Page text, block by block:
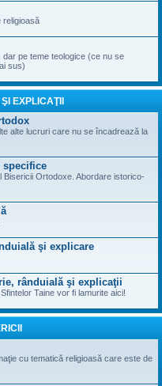
religioasă
pe teme teologice (ce nu se
sus)
EXPLICAŢII
alte lucruri care nu se încadrează la
specifice
Ortodoxe. Abordare istorico-
şi explicare
rânduială şi explicaţii
Taine vor fi lamurite aici!
cu tematică religioasă care este de